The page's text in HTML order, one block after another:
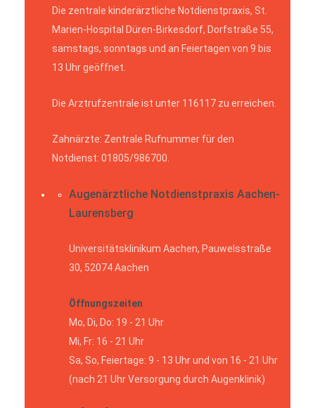
Die zentrale kinderärztliche Notdienstpraxis, St.
Marien-Hospital Düren-Birkesdorf, Dorfstraße 55,
samstags, sonntags und an Feiertagen von 9 bis
13 Uhr geöffnet.
Die Arztrufzentrale ist unter 116117 zu erreichen.
Zahnärzte: Zentrale Rufnummer für den
Notdienst: 01805/986700.
Augenärztliche Notdienstpraxis Aachen-
Laurensberg
Universitätsklinikum Aachen, Pauwelsstraße
30, 52074 Aachen
Öffnungszeiten
Mo, Di, Do: 19 - 21 Uhr
Mi, Fr: 16 - 21 Uhr
Sa, So, Feiertage: 9 - 13 Uhr und von 16 - 21 Uhr
(nach 21 Uhr Versorgung durch Augenklinik)